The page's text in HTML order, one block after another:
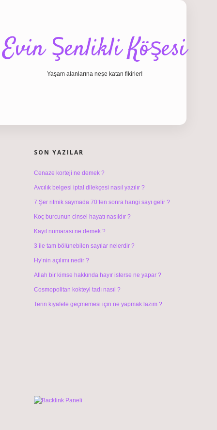
Evin Şenlikli Köşesi
Yaşam alanlarına neşe katan fikirler!
SON YAZILAR
Cenaze korteji ne demek ?
Avcılık belgesi iptal dilekçesi nasıl yazılır ?
7 Şer ritmik saymada 70’ten sonra hangi sayı gelir ?
Koç burcunun cinsel hayatı nasıldır ?
Kayıt numarası ne demek ?
3 ile tam bölünebilen sayılar nelerdir ?
Hy’nin açılımı nedir ?
Allah bir kimse hakkında hayır isterse ne yapar ?
Cosmopolitan kokteyl tadı nasıl ?
Terin kıyafete geçmemesi için ne yapmak lazım ?